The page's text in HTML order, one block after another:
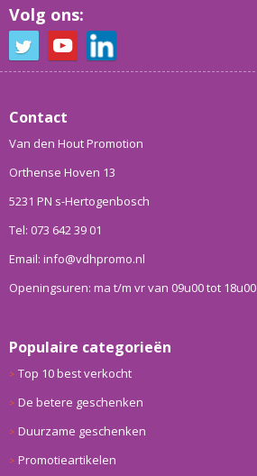
Volg ons:
Contact
Van den Hout Promotion
Orthense Hoven 13
5231 PN s-Hertogenbosch
Tel: 073 642 39 01
Email: info@vdhpromo.nl
Openingsuren: ma t/m vr van 09u00 tot 18u00
Populaire categorieën
Top 10 best verkocht
De betere geschenken
Duurzame geschenken
Promotieartikelen